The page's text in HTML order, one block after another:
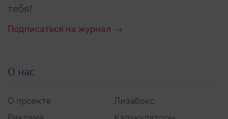
тебя!
Подписаться на журнал
О нас
О проекте
Лизабокс